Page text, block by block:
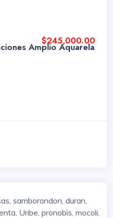
$245,000.00
Amplio Aquarela